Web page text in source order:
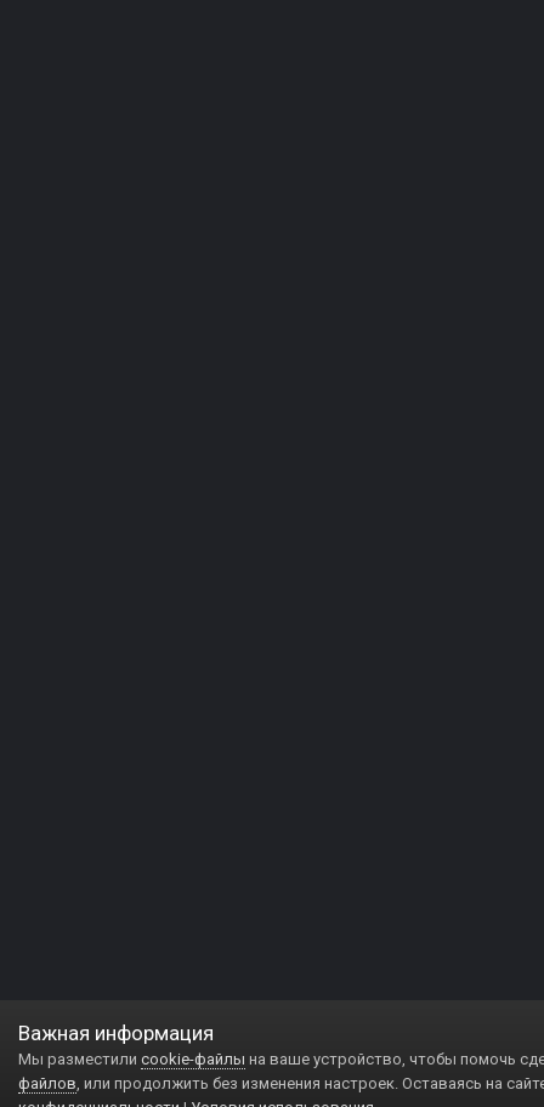
Важная информация
Мы разместили cookie-файлы на ваше устройство, чтобы помочь
файлов, или продолжить без изменения настроек. Оставаясь на